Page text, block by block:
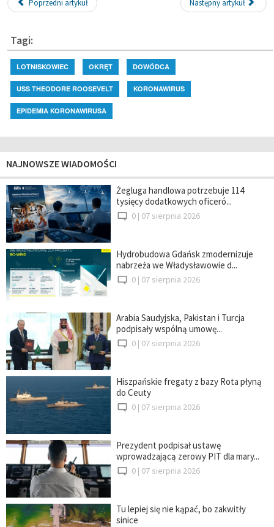
Poprzedni artykuł Następny artykuł
Tagi:
LOTNISKOWIEC OKRĘT DOWÓDCA
USS THEODORE ROOSEVELT KORONAWIRUS
EPIDEMIA KORONAWIRUSA
NAJNOWSZE WIADOMOŚCI
Żegluga handlowa potrzebuje 114
tysięcy dodatkowych oficeró...
0 | 07 sierpnia 2026
Hydrobudowa Gdańsk zmodernizuje
nabrzeża we Władysławowie d...
0 | 07 sierpnia 2026
Arabia Saudyjska, Pakistan i Turcja
podpisały wspólną umowę...
0 | 07 sierpnia 2026
Hiszpańskie fregaty z bazy Rota płyną
do Ceuty
0 | 07 sierpnia 2026
Prezydent podpisał ustawę
wprowadzającą zerowy PIT dla mary...
0 | 07 sierpnia 2026
Tu lepiej się nie kąpać, bo zakwitły
sinice